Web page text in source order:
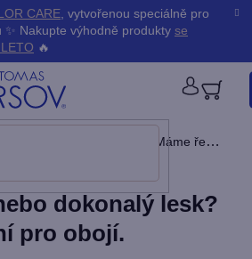
CARE, vytvořenou speciálně pro
Nakupte výhodně produkty se
🔥
nebo dokonalý lesk? Máme řešení pro obojí.
dokonalý lesk?
pro obojí.